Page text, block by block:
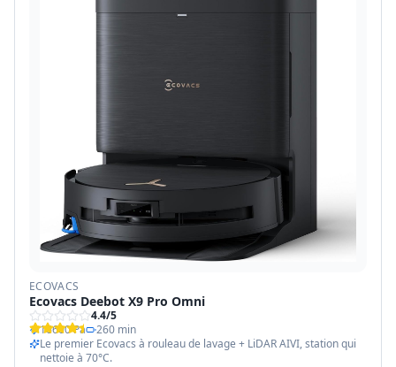
ECOVACS
Ecovacs Deebot X9 Pro Omni
4.4/5
16600 Pa
260 min
Le premier Ecovacs à rouleau de lavage + LiDAR AIVI, station qui
nettoie à 70°C.